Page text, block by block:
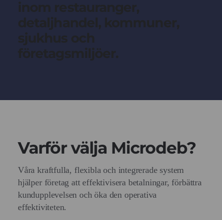
inom restauranger,
detaljhandel, kommuner,
sjukhus och
företagsmiljöer.
Varför välja Microdeb?
Våra kraftfulla, flexibla och integrerade system
hjälper företag att effektivisera betalningar, förbättra
kundupplevelsen och öka den operativa
effektiviteten.